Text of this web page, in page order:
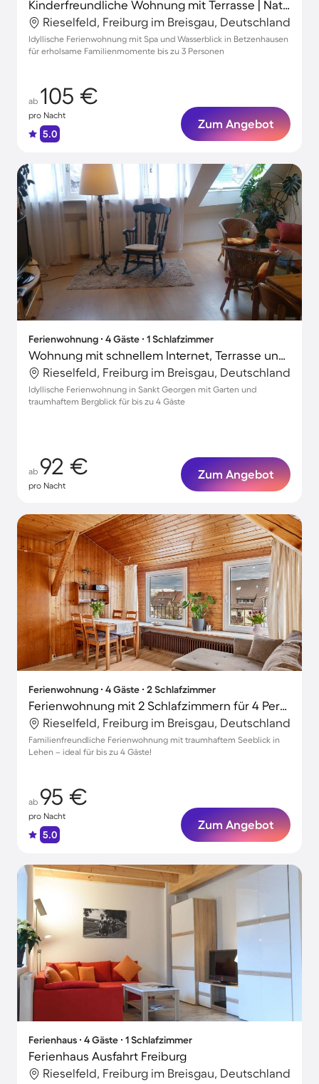
Kinderfreundliche Wohnung mit Terrasse | Naturblick
Rieselfeld, Freiburg im Breisgau, Deutschland
Idyllische Ferienwohnung mit Spa und Wasserblick in Betzenhausen
für erholsame Familienmomente bis zu 3 Personen
ab 105 €
pro Nacht
5.0
Zum Angebot
Ferienwohnung ∙ 4 Gäste ∙ 1 Schlafzimmer
Wohnung mit schnellem Internet, Terrasse und Garten | Gartenblick
Rieselfeld, Freiburg im Breisgau, Deutschland
Idyllische Ferienwohnung in Sankt Georgen mit Garten und
traumhaftem Bergblick für bis zu 4 Gäste
ab 92 €
pro Nacht
Zum Angebot
Ferienwohnung ∙ 4 Gäste ∙ 2 Schlafzimmer
Ferienwohnung mit 2 Schlafzimmern für 4 Personen
Rieselfeld, Freiburg im Breisgau, Deutschland
Familienfreundliche Ferienwohnung mit traumhaftem Seeblick in
Lehen – ideal für bis zu 4 Gäste!
ab 95 €
pro Nacht
5.0
Zum Angebot
Ferienhaus ∙ 4 Gäste ∙ 1 Schlafzimmer
Ferienhaus Ausfahrt Freiburg
Rieselfeld, Freiburg im Breisgau, Deutschland